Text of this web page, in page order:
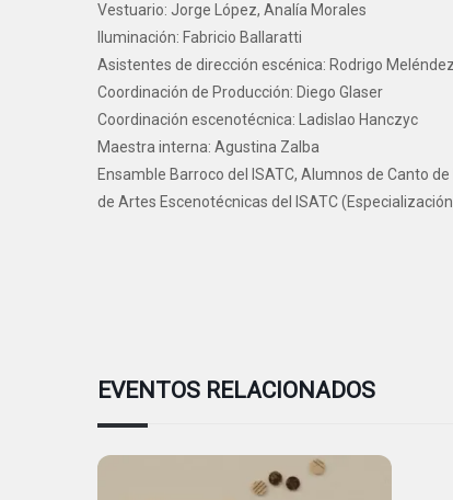
Vestuario: Jorge López, Analía Morales
Iluminación: Fabricio Ballaratti
Asistentes de dirección escénica: Rodrigo
Coordinación de Producción: Diego Glaser
Coordinación escenotécnica: Ladislao Hanczyc
Maestra interna: Agustina Zalba
Ensamble Barroco del ISATC, Alumnos de Canto
de Artes Escenotécnicas del ISATC
EVENTOS RELACIONADOS